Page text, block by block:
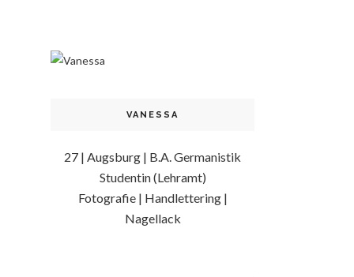
VANESSA
27 | Augsburg | B.A. Germanistik
Studentin (Lehramt)
Fotografie | Handlettering |
Nagellack